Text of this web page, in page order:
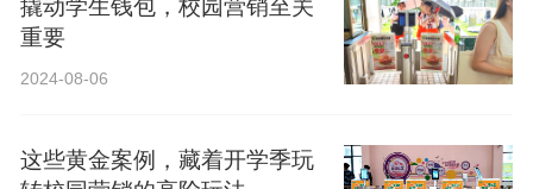
撬动学生钱包，校园营销至关
重要
2024-08-06
这些黄金案例，藏着开学季玩